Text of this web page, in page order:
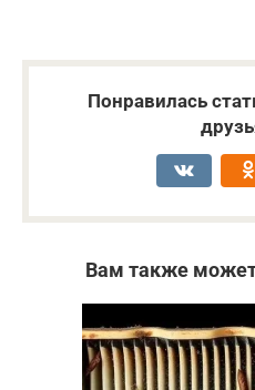
Понравилась
Вам также